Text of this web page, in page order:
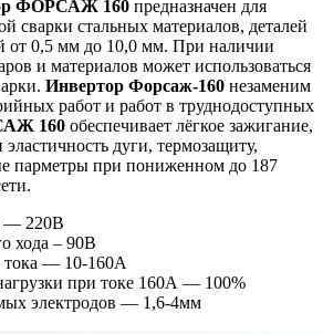
ФОРСАЖ 160 предназначен для
сварки стальных материалов, деталей
от 0,5 мм до 10,0 мм. При наличии
и материалов может использоваться
Инвертор Форсаж-160 незаменим
работ и работ в труднодоступных
160 обеспечивает лёгкое зажигание,
дуги, термозащиту,
парметры при пониженном до 187
— 220В
хода – 90В
тока — 10-160А
при токе 160А — 100%
электродов — 1,6-4мм